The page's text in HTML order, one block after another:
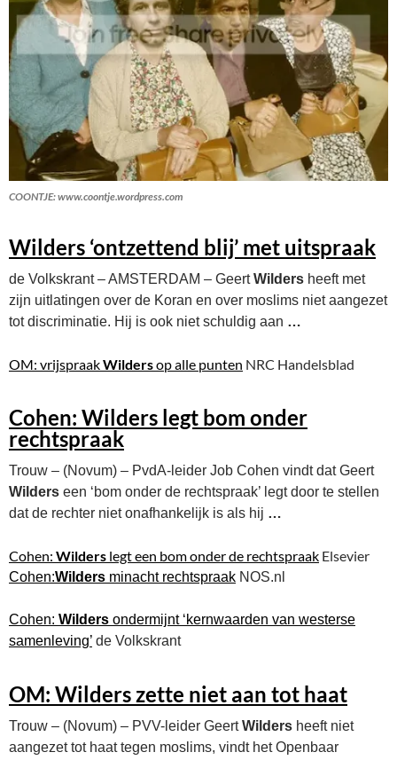
COONTJE: www.coontje.wordpress.com
Wilders ‘ontzettend blij’ met uitspraak
de Volkskrant – AMSTERDAM – GeertWilders heeft met
zijn uitlatingen over de Koran en over moslims niet aangezet
tot discriminatie. Hij is ook niet schuldig aan …
OM: vrijspraakWildersop alle punten NRC Handelsblad
Cohen: Wilders legt bom onder
rechtspraak
Trouw – (Novum) – PvdA-leider Job Cohen vindt dat Geert
Wilders een ‘bom onder de rechtspraak’ legt door te stellen
dat de rechter niet onafhankelijk is als hij …
Cohen: Wilders legt een bom onder de rechtspraak Elsevier
Cohen:Wilders minacht rechtspraak NOS.nl
Cohen: Wilders ondermijnt ‘kernwaarden van westerse
samenleving’ de Volkskrant
OM: Wilderszette niet aan tot haat
Trouw – (Novum) – PVV-leider GeertWilders heeft niet
aangezet tot haat tegen moslims, vindt het Openbaar